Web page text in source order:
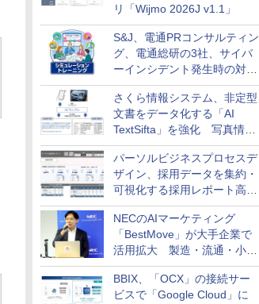
リ「Wijmo 2026J v1.1」
S&J、電通PRコンサルティン
グ、電通総研の3社、サイバ
ーインシデント発生時の対応
と危機管理広報を一体的に訓
練するプログラムを提供
さくら情報システム、非定型
文書をデータ化する「AI
TextSifta」を強化 写真情報
のデータ化などに対応
パーソルビジネスプロセスデ
ザイン、採用データを集約・
可視化する採用レポート高速
化サービスを提供
NECのAIマーケティング
「BestMove」が大手企業で
活用拡大 製造・流通・小売
企業・広告代理店などが実装
フェーズへ
BBIX、「OCX」の接続サー
ビスで「Google Cloud」に